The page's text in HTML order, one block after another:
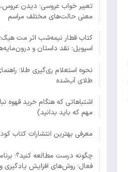
تعبیر خواب عروسی؛ دیدن
معنی حالت‌های مختلف مراسم
کتاب قطار نیمه‌شب اثر مت
اسپویل؛ نقد داستان و
نحوه استعلام ری‌گیری طلا؛
طلای آب‌شده
مهم که باید بدانید)
معرفی بهترین انتشارات کتاب
چگونه درست مطالعه کنید؟؛
فعال؛ روش‌های افزایش یادگیری و